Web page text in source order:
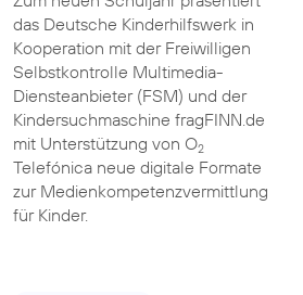
das Deutsche Kinderhilfswerk in
Kooperation mit der Freiwilligen
Selbstkontrolle Multimedia-
Diensteanbieter (FSM) und der
Kindersuchmaschine fragFINN.de
mit Unterstützung von O2
Telefónica neue digitale Formate
zur Medienkompetenzvermittlung
für Kinder.